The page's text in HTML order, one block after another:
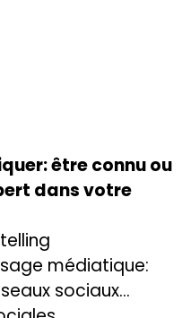
être connu ou
dans votre
médiatique:
sociaux…